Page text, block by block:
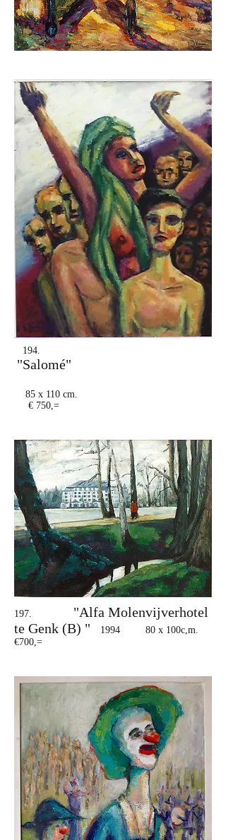
194.
"Salomé"
85 x 110 cm.
€ 750,=
197.
"Alfa Molenvijverhotel
te Genk (B) "
1994 80 x 100c,m.
€700,=